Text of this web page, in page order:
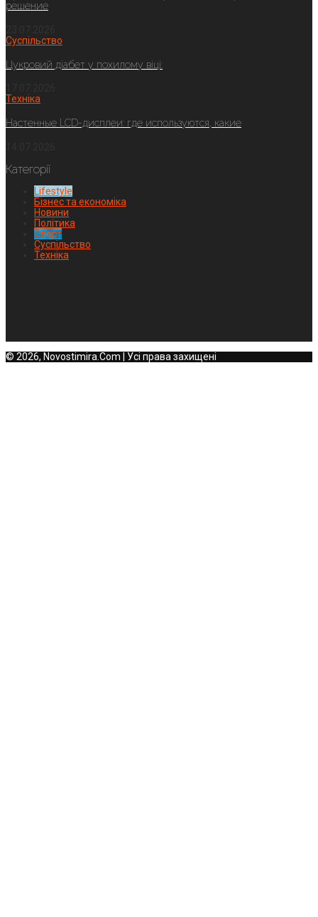
решение
Суспільство
Цукровий діабет у похилому віці:
Техніка
Настенные LCD-дисплеи: где используются, какие
Категорії
Lifestyle
Бізнес та економіка
Новини
Політика
Спорт
Суспільство
Техніка
© 2026, Novostimira.Com | Усі права захищені